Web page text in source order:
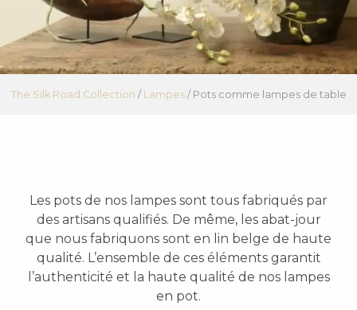
The Silk Road Collection / Lampes/ Pots comme lampes de table
Les pots de nos lampes sont tous fabriqués par
des artisans qualifiés. De même, les abat-jour
que nous fabriquons sont en lin belge de haute
qualité. L’ensemble de ces éléments garantit
l’authenticité et la haute qualité de nos lampes
en pot.